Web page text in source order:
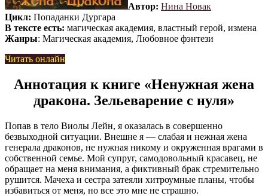
Автор: Нина Новак
Цикл: Попаданки Дургара
В тексте есть: магическая академия, властный герой, измена
Жанры: Магическая академия, Любовное фэнтези
Читать онлайн
Аннотация к книге «Ненужная жена
дракона. Зельеварение с нуля»
Попав в тело Виолы Лейн, я оказалась в совершенно
безвыходной ситуации. Внешне я — слабая и нежная жена
генерала драконов, не нужная никому и окруженная врагами в
собственной семье. Мой супруг, самодовольный красавец, не
обращает на меня внимания, а фиктивный брак стремительно
рушится. Мачеха и сестра затеяли хитроумные планы, чтобы
избавиться от меня, но все это мне не страшно.